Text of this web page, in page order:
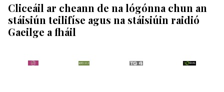
Cliceáil ar cheann de na lógónna chun an
stáisiún teilifíse agus na stáisiúin raidió
Gaeilge a fháil